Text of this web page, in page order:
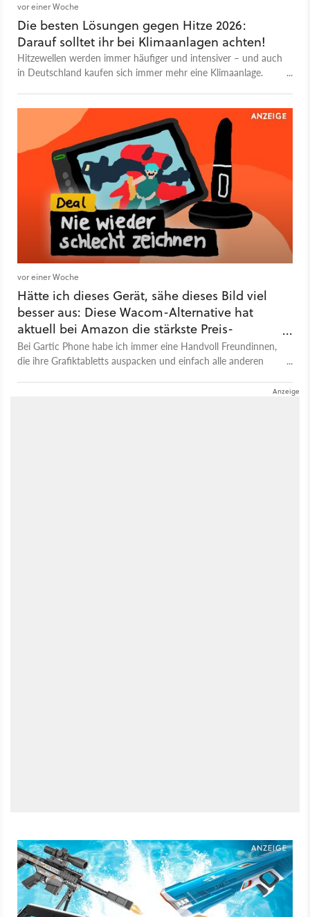
vor einer Woche
Die besten Lösungen gegen Hitze 2026:
Darauf solltet ihr bei Klimaanlagen achten!
Hitzewellen werden immer häufiger und intensiver – und auch
in Deutschland kaufen sich immer mehr eine Klimaanlage.
vor einer Woche
Hätte ich dieses Gerät, sähe dieses Bild viel
besser aus: Diese Wacom-Alternative hat
aktuell bei Amazon die stärkste Preis-
Leistung!
Bei Gartic Phone habe ich immer eine Handvoll Freundinnen,
die ihre Grafiktabletts auspacken und einfach alle anderen